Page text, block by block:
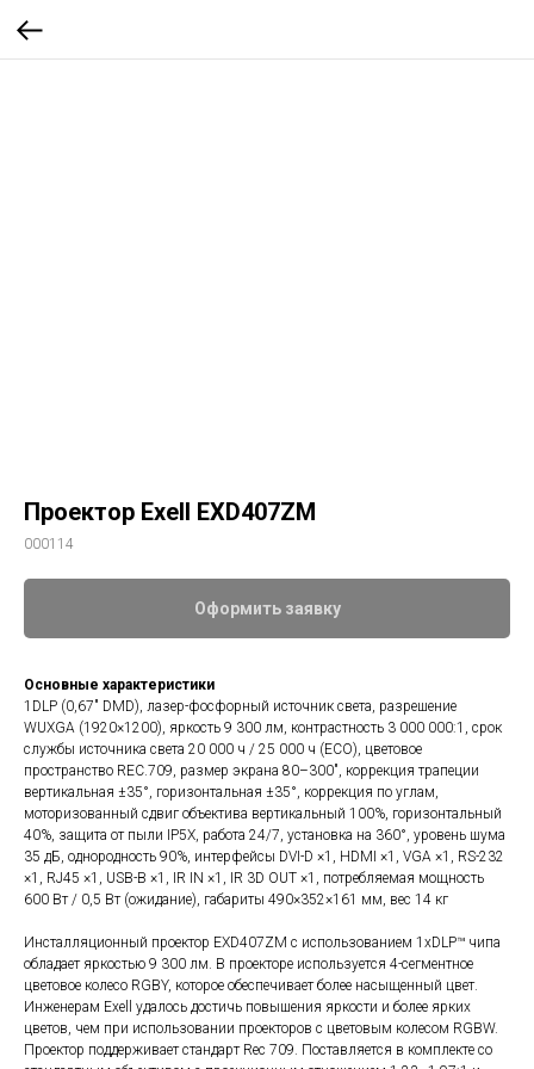
Проектор Exell EXD407ZM
000114
Оформить заявку
Основные характеристики
1DLP (0,67" DMD), лазер-фосфорный источник света, разрешение
WUXGA (1920×1200), яркость 9 300 лм, контрастность 3 000 000:1, срок
службы источника света 20 000 ч / 25 000 ч (ECO), цветовое
пространство REC.709, размер экрана 80–300", коррекция трапеции
вертикальная ±35°, горизонтальная ±35°, коррекция по углам,
моторизованный сдвиг объектива вертикальный 100%, горизонтальный
40%, защита от пыли IP5X, работа 24/7, установка на 360°, уровень шума
35 дБ, однородность 90%, интерфейсы DVI-D ×1, HDMI ×1, VGA ×1, RS-232
×1, RJ45 ×1, USB-B ×1, IR IN ×1, IR 3D OUT ×1, потребляемая мощность
600 Вт / 0,5 Вт (ожидание), габариты 490×352×161 мм, вес 14 кг
Инсталляционный проектор EXD407ZM с использованием 1xDLP™ чипа
обладает яркостью 9 300 лм. В проекторе используется 4-сегментное
цветовое колесо RGBY, которое обеспечивает более насыщенный цвет.
Инженерам Exell удалось достичь повышения яркости и более ярких
цветов, чем при использовании проекторов с цветовым колесом RGBW.
Проектор поддерживает стандарт Rec 709. Поставляется в комплекте со